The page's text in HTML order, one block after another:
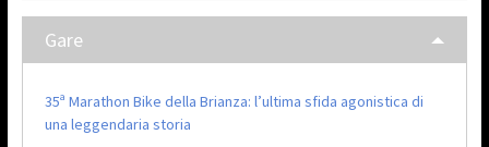
Gare
35ª Marathon Bike della Brianza: l’ultima sfida agonistica di
una leggendaria storia